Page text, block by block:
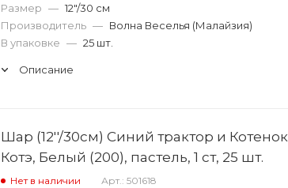
Размер — 12"/30 см
Производитель — Волна Веселья (Малайзия)
В упаковке — 25 шт.
Описание
Шар (12''/30см) Синий трактор и Котенок
Котэ, Белый (200), пастель, 1 ст, 25 шт.
Нет в наличии Арт.: 501618